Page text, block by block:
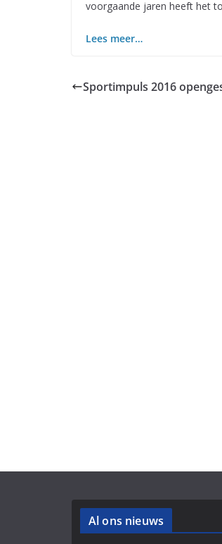
voorgaande jaren heeft het
Lees meer…
Sportimpuls 2016
Al ons nieuws